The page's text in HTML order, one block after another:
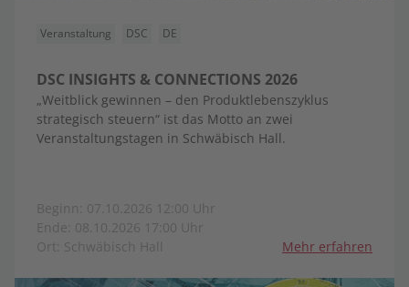
Veranstaltung DSC DE
DSC INSIGHTS & CONNECTIONS 2026
„Weitblick gewinnen – den Produktlebenszyklus
strategisch steuern“ ist das Motto an zwei
Veranstaltungstagen in Schwäbisch Hall.
Beginn: 07.10.2026 12:00 Uhr
Ende: 08.10.2026 17:00 Uhr
Ort: Schwäbisch Hall
Mehr erfahren